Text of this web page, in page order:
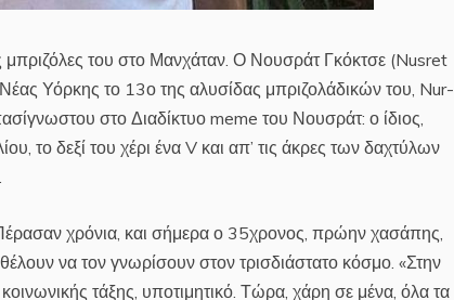
μπριζόλες του στο Μανχάταν. Ο Νουσράτ Γκόκτσε (Nusret
Υόρκης το 13ο της αλυσίδας μπριζολάδικών του, Nur-
στο Διαδίκτυο meme του Νουσράτ: ο ίδιος,
το δεξί του χέρι ένα V και απ’ τις άκρες των δαχτύλων
χρόνια, και σήμερα ο 35χρονος, πρώην χασάπης,
θέλουν να τον γνωρίσουν στον τρισδιάστατο κόσμο. «Στην
τάξης, υποτιμητικό. Τώρα, χάρη σε μένα, όλα τα